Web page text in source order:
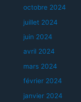
octobre 2024
juillet 2024
juin 2024
avril 2024
mars 2024
février 2024
janvier 2024